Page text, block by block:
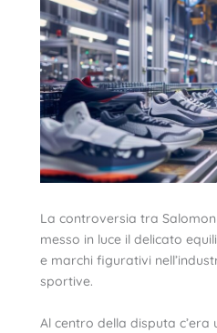
La controversia tra
messo in luce il delicato
e marchi figurativi
sportive.
Al centro della disputa c’era